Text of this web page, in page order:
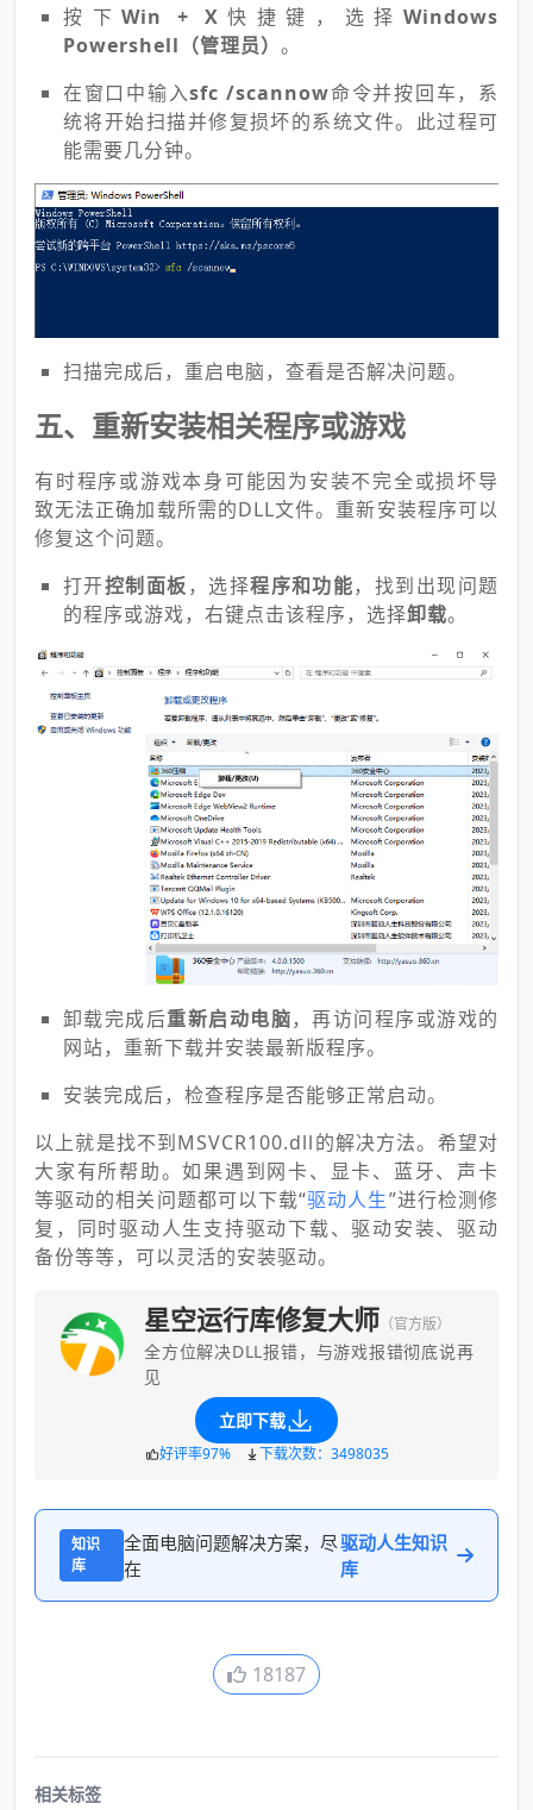
按下Win + X 快捷键，选择Windows
Powershell（管理员） 。
在窗口中输入sfc /scannow命令并按回车，系
统将开始扫描并修复损坏的系统文件。此过程可
能需要几分钟。
扫描完成后，重启电脑，查看是否解决问题。
五、重新安装相关程序或游戏
有时程序或游戏本身可能因为安装不完全或损坏导
致无法正确加载所需的DLL文件。重新安装程序可以
修复这个问题。
打开控制面板 ，选择程序和功能，找到出现问题
的程序或游戏，右键点击该程序，选择卸载。
卸载完成后重新启动电脑，再访问程序或游戏的
网站，重新下载并安装最新版程序。
安装完成后，检查程序是否能够正常启动。
以上就是找不到MSVCR100.dll的解决方法。希望对
大家有所帮助。如果遇到网卡、显卡、蓝牙、声卡
等驱动的相关问题都可以下载“驱动人生”进行检测修
复，同时驱动人生支持驱动下载、驱动安装、驱动
备份等等，可以灵活的安装驱动。
星空运行库修复大师 （官方版）
全方位解决DLL报错，与游戏报错彻底说再
见
立即下载
好评率97% 下载次数：3498035
知识
库
全面电脑问题解决方案，尽
在
驱动人生知识
库
18187
相关标签